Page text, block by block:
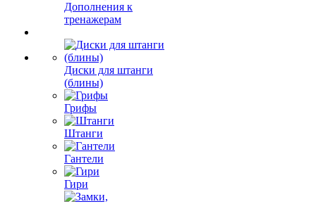
Дополнения к
тренажерам
Диски для штанги
(блины)
Грифы
Штанги
Гантели
Гири